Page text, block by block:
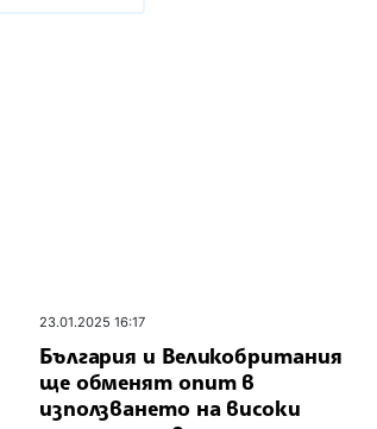
23.01.2025 16:17
България и Великобритания
ще обменят опит в
използването на високи